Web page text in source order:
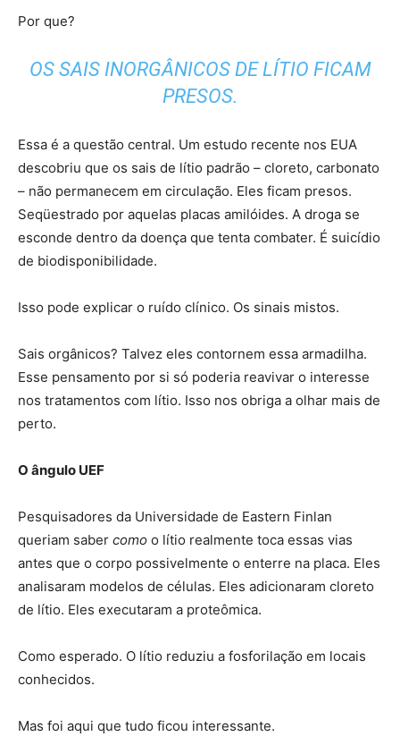
Por que?
OS SAIS INORGÂNICOS DE LÍTIO FICAM
PRESOS.
Essa é a questão central. Um estudo recente nos EUA
descobriu que os sais de lítio padrão – cloreto, carbonato
– não permanecem em circulação. Eles ficam presos.
Seqüestrado por aquelas placas amilóides. A droga se
esconde dentro da doença que tenta combater. É suicídio
de biodisponibilidade.
Isso pode explicar o ruído clínico. Os sinais mistos.
Sais orgânicos? Talvez eles contornem essa armadilha.
Esse pensamento por si só poderia reavivar o interesse
nos tratamentos com lítio. Isso nos obriga a olhar mais de
perto.
O ângulo UEF
Pesquisadores da Universidade de Eastern Finlan
queriam saber como o lítio realmente toca essas vias
antes que o corpo possivelmente o enterre na placa. Eles
analisaram modelos de células. Eles adicionaram cloreto
de lítio. Eles executaram a proteômica.
Como esperado. O lítio reduziu a fosforilação em locais
conhecidos.
Mas foi aqui que tudo ficou interessante.